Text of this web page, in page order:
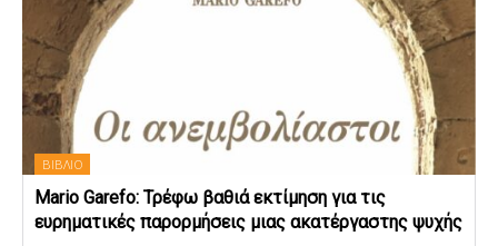
ΒΙΒΛΙΟ
Mario Garefo: Τρέφω βαθιά εκτίμηση για τις
ευρηματικές παρορμήσεις μιας ακατέργαστης ψυχής